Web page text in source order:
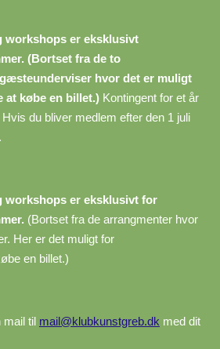
workshops er eksklusivt
(Bortset fra de to
hvor det er muligt
at købe en billet.) Kontingent for et år
du bliver medlem efter den 1 juli
workshops er eksklusivt for
(Bortset fra de arrangmenter hvor
Her er det muligt for
en billet.)
mail til mail@klubkunstgreb.dk med dit